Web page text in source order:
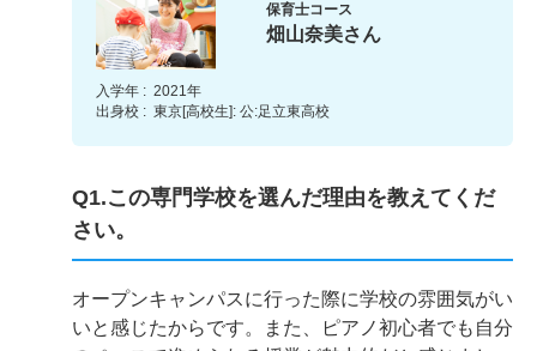
保育士コース
畑山奈美さん
入学年 : 2021年
出身校 : 東京[高校生]: 公:足立東高校
Q1.この専門学校を選んだ理由を教えてくだ
さい。
オープンキャンパスに行った際に学校の雰囲気がい
いと感じたからです。また、ピアノ初心者でも自分